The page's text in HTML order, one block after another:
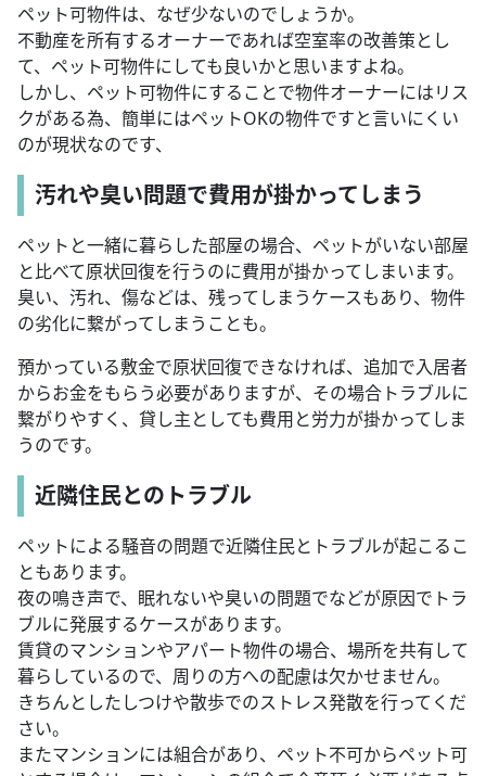
ペット可物件は、なぜ少ないのでしょうか。
不動産を所有するオーナーであれば空室率の改善策とし
て、ペット可物件にしても良いかと思いますよね。
しかし、ペット可物件にすることで物件オーナーにはリス
クがある為、簡単にはペットOKの物件ですと言いにくい
のが現状なのです、
汚れや臭い問題で費用が掛かってしまう
ペットと一緒に暮らした部屋の場合、ペットがいない部屋
と比べて原状回復を行うのに費用が掛かってしまいます。
臭い、汚れ、傷などは、残ってしまうケースもあり、物件
の劣化に繋がってしまうことも。
預かっている敷金で原状回復できなければ、追加で入居者
からお金をもらう必要がありますが、その場合トラブルに
繋がりやすく、貸し主としても費用と労力が掛かってしま
うのです。
近隣住民とのトラブル
ペットによる騒音の問題で近隣住民とトラブルが起こるこ
ともあります。
夜の鳴き声で、眠れないや臭いの問題でなどが原因でトラ
ブルに発展するケースがあります。
賃貸のマンションやアパート物件の場合、場所を共有して
暮らしているので、周りの方への配慮は欠かせません。
きちんとしたしつけや散歩でのストレス発散を行ってくだ
さい。
またマンションには組合があり、ペット不可からペット可